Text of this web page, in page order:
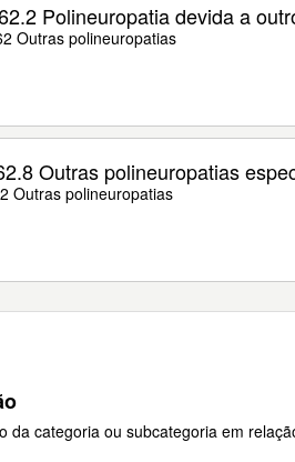
Polineuropatia devida a
Outras polineuropatias
Outras polineuropatias
Outras polineuropatias
da categoria ou subcategoria em